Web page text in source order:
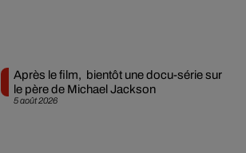
5 août 2026
Après le film, bientôt une docu-série sur
le père de Michael Jackson